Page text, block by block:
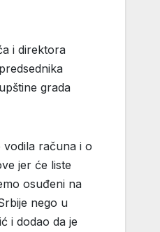
i direktora
grada
vodila računa i o
jer će liste
osuđeni na
nego u
i dodao da je